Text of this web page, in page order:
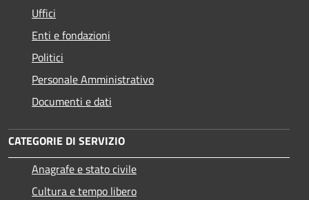
Uffici
Enti e fondazioni
Politici
Personale Amministrativo
Documenti e dati
CATEGORIE DI SERVIZIO
Anagrafe e stato civile
Cultura e tempo libero